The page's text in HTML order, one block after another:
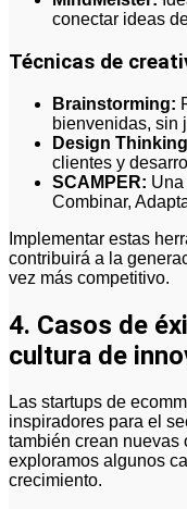
conectar ideas
Técnicas de
Brainstorming:
bienvenidas, sin
Design
clientes y
SCAMPER:
Combinar,
Implementar estas
contribuirá a la
vez más competitivo.
4. Casos de
cultura de
Las startups de
inspiradores para el
también crean nuevas
exploramos algunos
crecimiento.